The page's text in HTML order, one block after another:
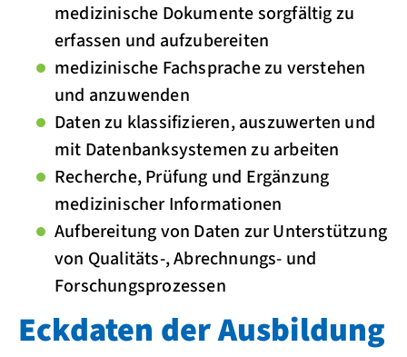
medizinische Dokumente sorgfältig zu
erfassen und aufzubereiten
medizinische Fachsprache zu verstehen
und anzuwenden
Daten zu klassifizieren, auszuwerten und
mit Datenbanksystemen zu arbeiten
Recherche, Prüfung und Ergänzung
medizinischer Informationen
Aufbereitung von Daten zur Unterstützung
von Qualitäts-, Abrechnungs- und
Forschungsprozessen
Eckdaten der Ausbildung